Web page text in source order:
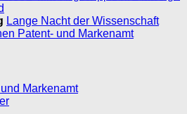
Lange Nacht der Wissenschaft
Patent- und Markenamt
Markenamt